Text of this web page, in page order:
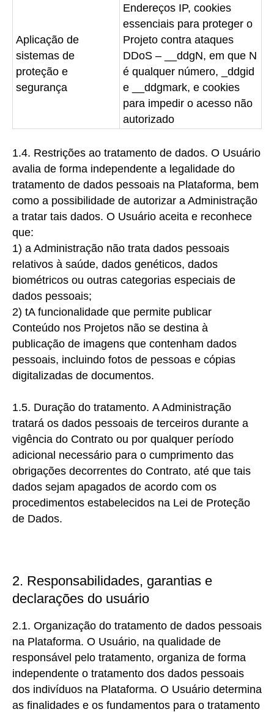
Aplicação de
sistemas de
proteção e
segurança
Endereços IP, cookies
essenciais para proteger o
Projeto contra ataques
DDoS – __ddgN, em que N
é qualquer número, _ddgid
e __ddgmark, e cookies
para impedir o acesso não
autorizado
1.4. Restrições ao tratamento de dados. O Usuário
avalia de forma independente a legalidade do
tratamento de dados pessoais na Plataforma, bem
como a possibilidade de autorizar a Administração
a tratar tais dados. O Usuário aceita e reconhece
que:
1) a Administração não trata dados pessoais
relativos à saúde, dados genéticos, dados
biométricos ou outras categorias especiais de
dados pessoais;
2) tA funcionalidade que permite publicar
Conteúdo nos Projetos não se destina à
publicação de imagens que contenham dados
pessoais, incluindo fotos de pessoas e cópias
digitalizadas de documentos.
1.5. Duração do tratamento. A Administração
tratará os dados pessoais de terceiros durante a
vigência do Contrato ou por qualquer período
adicional necessário para o cumprimento das
obrigações decorrentes do Contrato, até que tais
dados sejam apagados de acordo com os
procedimentos estabelecidos na Lei de Proteção
de Dados.
2. Responsabilidades, garantias e
declarações do usuário
2.1. Organização do tratamento de dados pessoais
na Plataforma. O Usuário, na qualidade de
responsável pelo tratamento, organiza de forma
independente o tratamento dos dados pessoais
dos indivíduos na Plataforma. O Usuário determina
as finalidades e os fundamentos para o tratamento